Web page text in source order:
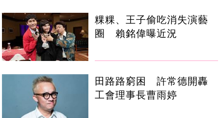
粿粿、王子偷吃消失演藝
圈 賴銘偉曝近況
田路路窮困 許常德開轟
工會理事長曹雨婷